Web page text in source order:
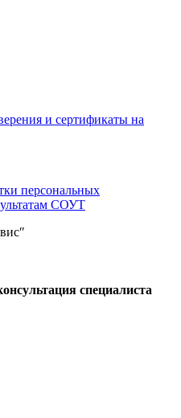
и сертификаты на
персональных
СОУТ
специалиста